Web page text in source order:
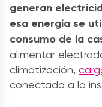
generan
esa energía se
consumo de la
alimentar
climatización,
conectado a la